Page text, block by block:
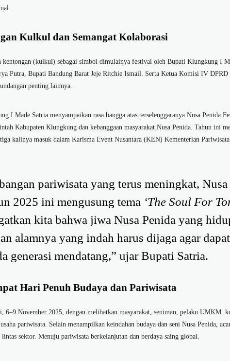
Kulkul dan Semangat Kolaborasi
kentongan (kulkul) sebagai simbol dimulainya festival oleh Bupati Klungkung I
Putra, Bupati Bandung Barat Jeje Ritchie Ismail. Serta Ketua Komisi IV
penting lainnya.
I Made Satria menyampaikan rasa bangga atas terselenggaranya Nusa Penida
Kabupaten Klungkung dan kebanggaan masyarakat Nusa Penida. Tahun ini
kalinya masuk dalam Karisma Event Nusantara (KEN) Kementerian
pariwisata yang terus meningkat, Nusa
2025 ini mengusung tema ‘The Soul For
kita bahwa jiwa Nusa Penida yang
alamnya yang indah harus dijaga agar dapat
generasi mendatang,” ujar Bupati Satria.
Hari Penuh Budaya dan Pariwisata
6–9 November 2025, dengan melibatkan masyarakat, seniman, pelaku UMKM.
pariwisata. Selain menampilkan keindahan budaya dan seni Nusa Penida,
sektor. Menuju pariwisata berkelanjutan dan berdaya saing global.